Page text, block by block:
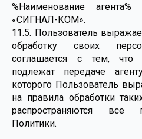
%Наименование
«СИГНАЛ-КОМ».
11.5. Пользователь
обработку своих
соглашается с тем, что
подлежат передаче
которого Пользователь
на правила обработки
распространяются все
Политики.